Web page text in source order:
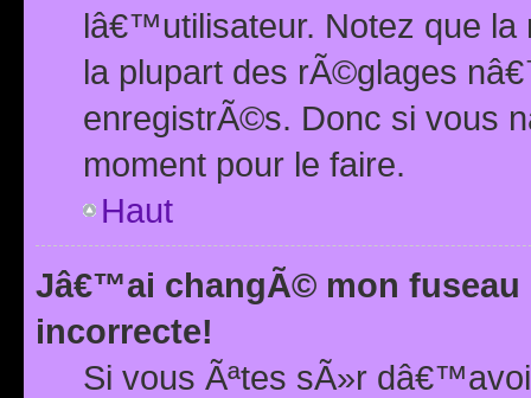
lâ€™utilisateur. Notez que la
la plupart des rÃ©glages
enregistrÃ©s. Donc si vous
moment pour le faire.
Haut
Jâ€™ai changÃ© mon
incorrecte!
Si vous Ãªtes sÃ»r